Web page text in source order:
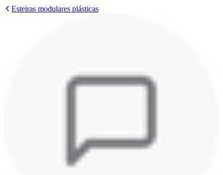
Esteiras modulares plásticas